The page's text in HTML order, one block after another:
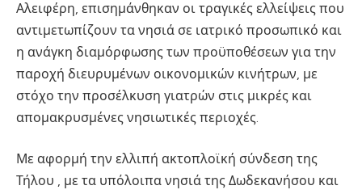
Αλειφέρη, επισημάνθηκαν οι τραγικές ελλείψεις που
αντιμετωπίζουν τα νησιά σε ιατρικό προσωπικό και
η ανάγκη διαμόρφωσης των προϋποθέσεων για την
παροχή διευρυμένων οικονομικών κινήτρων, με
στόχο την προσέλκυση γιατρών στις μικρές και
απομακρυσμένες νησιωτικές περιοχές.
Με αφορμή την ελλιπή ακτοπλοϊκή σύνδεση της
Τήλου , με τα υπόλοιπα νησιά της Δωδεκανήσου και